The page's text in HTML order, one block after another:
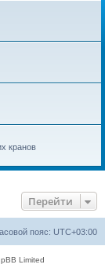
кранов
Перейти
пояс: UTC+03:00
Limited